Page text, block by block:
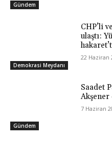
Gündem
Demokrasi Meydanı
CHP’li
ulaştı:
22 Haziran
Gündem
Saadet
7 Haziran